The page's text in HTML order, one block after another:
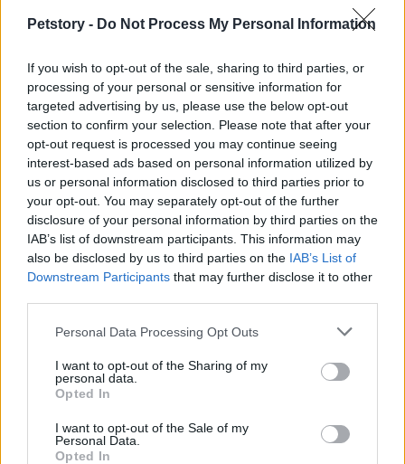
Petstory - Do Not Process My Personal Information
If you wish to opt-out of the sale, sharing to third parties, or
processing of your personal or sensitive information for
targeted advertising by us, please use the below opt-out
section to confirm your selection. Please note that after your
opt-out request is processed you may continue seeing
interest-based ads based on personal information utilized by
us or personal information disclosed to third parties prior to
your opt-out. You may separately opt-out of the further
disclosure of your personal information by third parties on the
IAB’s list of downstream participants. This information may
also be disclosed by us to third parties on the IAB’s List of
Downstream Participants that may further disclose it to other
Please note that this website/app uses one or more Google
not limited to your visit or usage behaviour. You may click to
grant or deny consent to Google and its third-party tags to
use your data for below specified purposes in below Google
consent section.
Personal Data Processing Opt Outs
I want to opt-out of the Sharing of my
personal data.
Opted In
I want to opt-out of the Sale of my
Personal Data.
Opted In
Explorando Ibiza con niños: planes educativos y
divertidos fuera de la playa
Andrés Rodríguez · 9 Ago 2026
OTROS ANIMALES
Robots y animales de terapia: avances que
transforman la atención a mayores y pacientes de